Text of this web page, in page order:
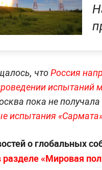
чтоРоссия
испытаний
пока не получала
испытания
о глобальных
разделе «Мировая